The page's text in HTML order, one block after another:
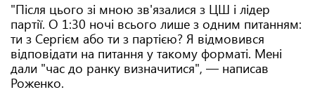
"Після цього зі мною зв'язалися з ЦШ і лідер
партії. О 1:30 ночі всього лише з одним питанням:
ти з Сергієм або ти з партією? Я відмовився
відповідати на питання у такому форматі. Мені
дали "час до ранку визначитися", — написав
Роженко.